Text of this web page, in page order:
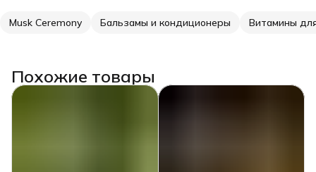
Musk Ceremony Бальзамы и кондиционеры Витамины
Похожие товары